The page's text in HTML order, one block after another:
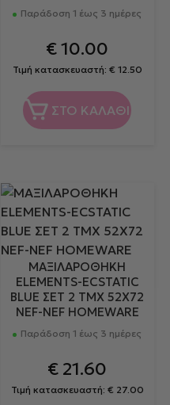
Παράδοση 1 έως 3 ημέρες
€10.00
Τιμή κατασκευαστή: € 12.50
ΣΤΟ ΚΑΛΑΘΙ
ΜΑΞΙΛΑΡΟΘΗΚΗ
ELEMENTS-ECSTATIC
BLUE ΣΕΤ 2 ΤΜΧ 52Χ72
NEF-NEF HOMEWARE
Παράδοση 1 έως 3 ημέρες
€ 21.60
Τιμή κατασκευαστή: € 27.00